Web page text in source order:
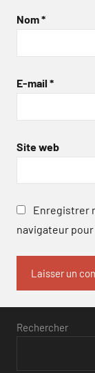
Nom*
E-mail *
Site web
Enregistrer
navigateur
Rechercher